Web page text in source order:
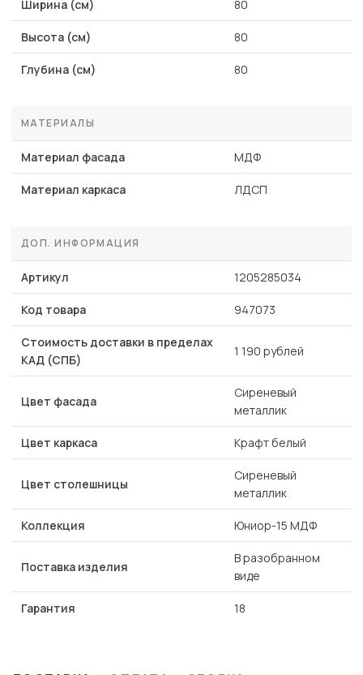
Ширина (см) 80
Высота (см) 80
Глубина (см) 80
МАТЕРИАЛЫ
Материал фасада МДФ
Материал каркаса ЛДСП
ДОП. ИНФОРМАЦИЯ
Артикул 1205285034
Код товара 947073
Стоимость доставки в пределах
КАД (СПБ)
1 190 рублей
Цвет фасада
Сиреневый
металлик
Цвет каркаса Крафт белый
Цвет столешницы
Сиреневый
металлик
Коллекция Юниор-15 МДФ
Поставка изделия
В разобранном
виде
Гарантия 18